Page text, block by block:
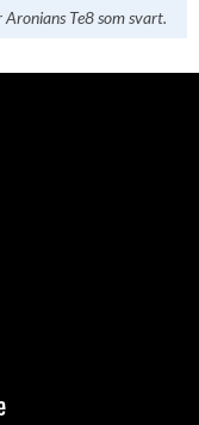
Aronians Te8 som svart.